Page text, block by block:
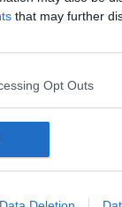
that may further
Opt Outs